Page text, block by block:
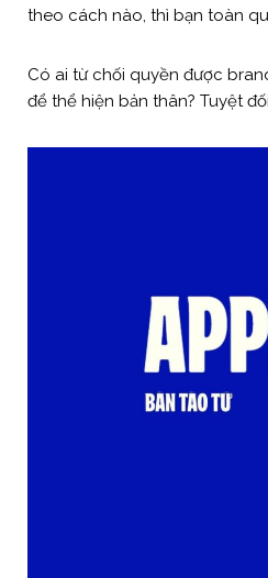
theo cách nào, thì bạn toàn
Có ai từ chối quyền được
để thể hiện bản thân? Tuyệt